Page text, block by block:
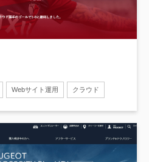
Webサイト運用 クラウド